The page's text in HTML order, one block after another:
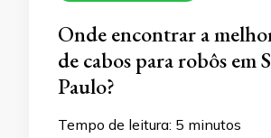
Onde encontrar a
de cabos para robôs em
Paulo?
Tempo de leitura: 5 minutos